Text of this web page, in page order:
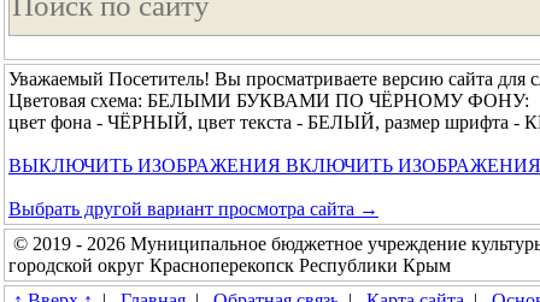
Уважаемый Посетитель! Вы просматриваете версию сайта для
Цветовая схема: БЕЛЫМИ БУКВАМИ ПО ЧЁРНОМУ ФОНУ:
цвет фона - ЧЁРНЫЙ, цвет текста - БЕЛЫЙ, размер шрифта
ВЫКЛЮЧИТЬ ИЗОБРАЖЕНИЯ ВКЛЮЧИТЬ ИЗОБРАЖЕНИЯ
Выбрать другой вариант просмотра сайта →
© 2019 - 2026 Муниципальное бюджетное учреждение
городской округ Красноперекопск Республики Крым